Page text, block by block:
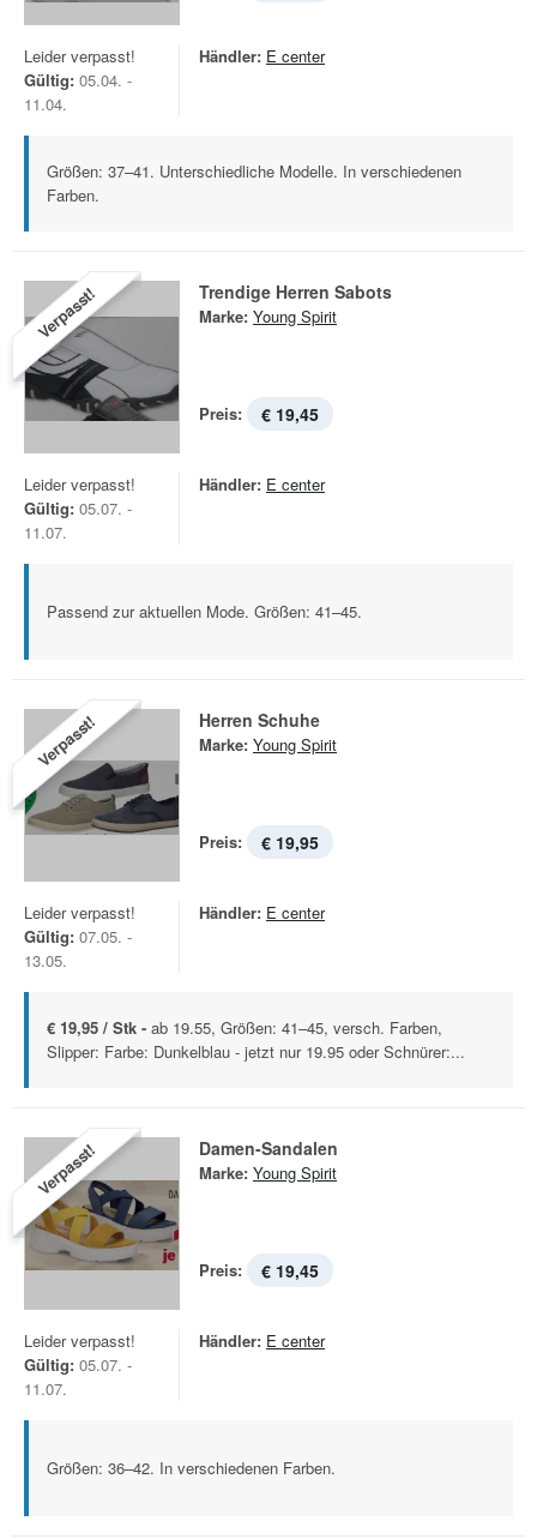
Leider verpasst!
Gültig: 05.04. -
11.04.
Händler: E center
Größen: 37–41. Unterschiedliche Modelle. In verschiedenen
Farben.
Verpasst! Trendige Herren Sabots
Marke: Young Spirit
Preis: € 19,45
Leider verpasst!
Gültig: 05.07. -
11.07.
Händler: E center
Passend zur aktuellen Mode. Größen: 41–45.
Verpasst! Herren Schuhe
Marke: Young Spirit
Preis: € 19,95
Leider verpasst!
Gültig: 07.05. -
13.05.
Händler: E center
€ 19,95 / Stk - ab 19.55, Größen: 41–45, versch. Farben,
Slipper: Farbe: Dunkelblau - jetzt nur 19.95 oder Schnürer:...
Verpasst! Damen-Sandalen
Marke: Young Spirit
Preis: € 19,45
Leider verpasst!
Gültig: 05.07. -
11.07.
Händler: E center
Größen: 36–42. In verschiedenen Farben.